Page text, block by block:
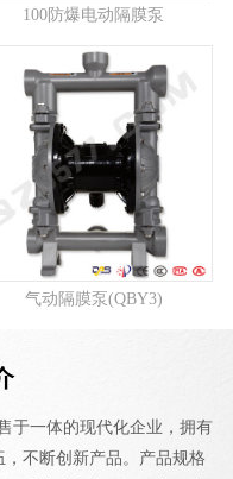
100防爆电动隔膜泵
气动隔膜泵(QBY3)
一体的现代化企业，拥有
不断创新产品。产品规格